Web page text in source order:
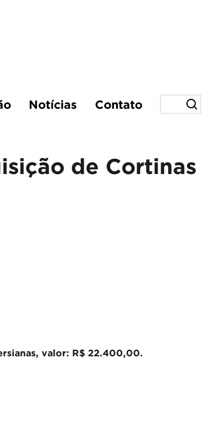
Notícias Contato
de Cortinas
valor: R$ 22.400,00.